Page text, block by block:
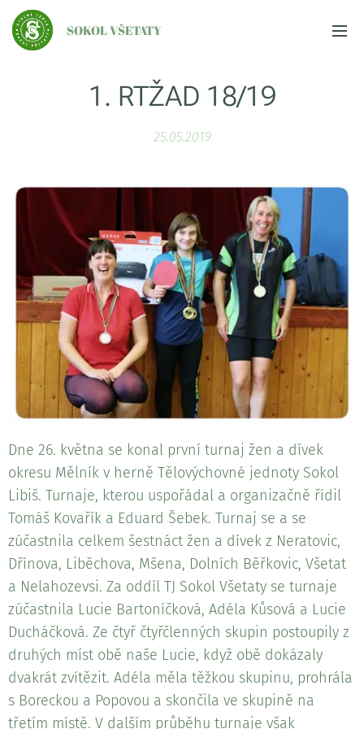
SOKOL VŠETATY
1. RTŽAD 18/19
25.05.2019
Dne 26. května se konal první turnaj žen a dívek
okresu Mělník v herně Tělovýchovné jednoty Sokol
Libiš. Turnaje, kterou uspořádal a organizačně řídil
Tomáš Kovařík a Eduard Šebek. Turnaj se a se
zúčastnila celkem šestnáct žen a dívek z Neratovic,
Dřínova, Liběchova, Mšena, Dolních Běřkovic, Všetat
a Nelahozevsi. Za oddíl TJ Sokol Všetaty se turnaje
zúčastnila Lucie Bartoníčková, Adéla Kůsová a Lucie
Ducháčková. Ze čtyř čtyřčlenných skupin postoupily z
druhých míst obě naše Lucie, když obě dokázaly
dvakrát zvítězit. Adéla měla těžkou skupinu, prohrála
s Boreckou a Popovou a skončila ve skupině na
třetím místě. V dalším průběhu turnaje však